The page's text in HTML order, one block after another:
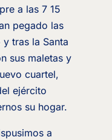
a las 7 15
pegado las
tras la Santa
sus maletas y
cuartel,
ejército
su hogar.
a